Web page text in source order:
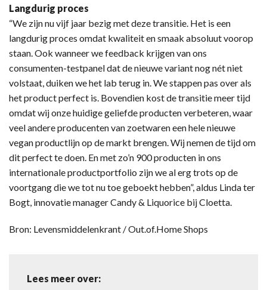
Langdurig proces
“We zijn nu vijf jaar bezig met deze transitie. Het is een
langdurig proces omdat kwaliteit en smaak absoluut voorop
staan. Ook wanneer we feedback krijgen van ons
consumenten-testpanel dat de nieuwe variant nog nét niet
volstaat, duiken we het lab terug in. We stappen pas over als
het product perfect is. Bovendien kost de transitie meer tijd
omdat wij onze huidige geliefde producten verbeteren, waar
veel andere producenten van zoetwaren een hele nieuwe
vegan productlijn op de markt brengen. Wij nemen de tijd om
dit perfect te doen. En met zo’n 900 producten in ons
internationale productportfolio zijn we al erg trots op de
voortgang die we tot nu toe geboekt hebben”, aldus Linda ter
Bogt, innovatie manager Candy & Liquorice bij Cloetta.
Bron: Levensmiddelenkrant / Out.of.Home Shops
Lees meer over: